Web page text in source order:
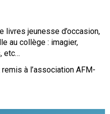
livres jeunesse d’occasion,
au collège : imagier,
etc…
à l’association AFM-